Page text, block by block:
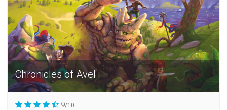
Chronicles of Avel
9/10